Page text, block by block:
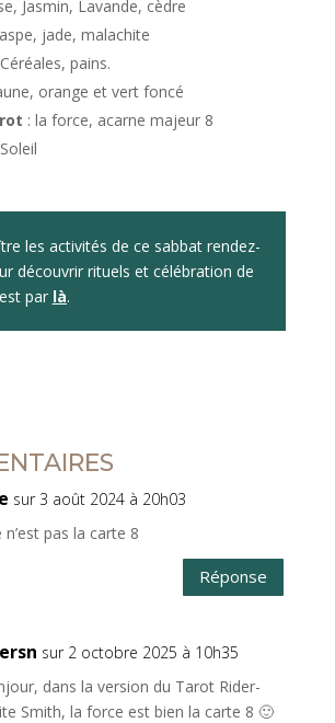
Jasmin, Lavande, cèdre
jade, malachite
pains.
orange et vert foncé
: la force, acarne majeur 8
les activités de ce sabbat rendez-
découvrir rituels et célébration de
par là.
sur 3 août 2024 à 20h03
pas la carte 8
Réponse
sur 2 octobre 2025 à 10h35
dans la version du Tarot Rider-
Smith, la force est bien la carte 8 🙂